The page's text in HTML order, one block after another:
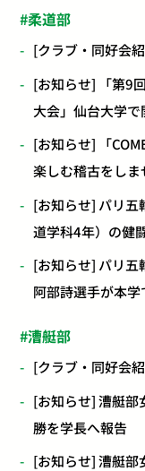
柔道部
[クラブ・同好会
[お知らせ] 「第9
大会」仙台大学で
[お知らせ] 「
楽しむ稽古をしま
[お知らせ] パリ
道学科4年）の健
[お知らせ] パリ五
阿部詩選手が本
漕艇部
[クラブ・同好会
[お知らせ] 漕艇部
勝を学長へ報告
[お知らせ] 漕艇部